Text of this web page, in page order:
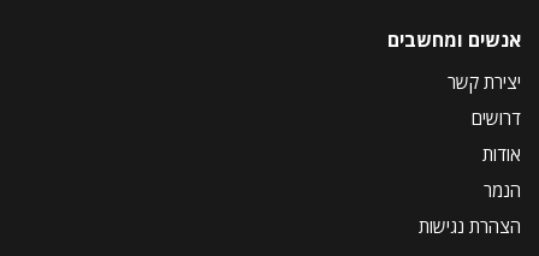
אנשים ומחשבים
יצירת קשר
דרושים
אודות
הנמר
הצהרת נגישות